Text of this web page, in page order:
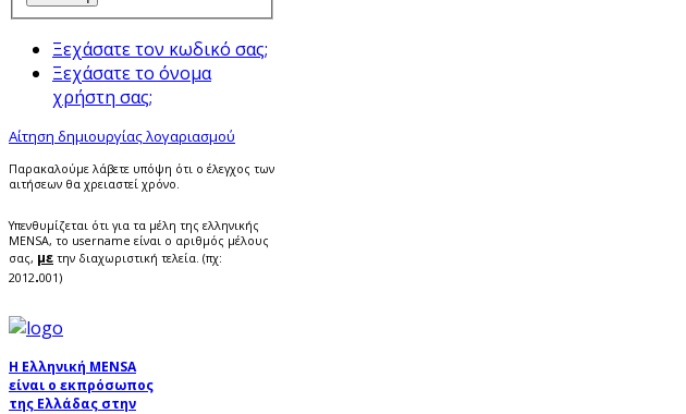
Ξεχάσατε τον κωδικό σας;
Ξεχάσατε το όνομα
χρήστη σας;
Αίτηση δημιουργίας λογαριασμού
Παρακαλούμε λάβετε υπόψη ότι ο έλεγχος των
αιτήσεων θα χρειαστεί χρόνο.
Υπενθυμίζεται ότι για τα μέλη της ελληνικής
MENSA, το username είναι ο αριθμός μέλους
σας, με την διαχωριστική τελεία. (πχ:
2012.001)
Η Ελληνική MENSA
είναι ο εκπρόσωπος
της Ελλάδας στην